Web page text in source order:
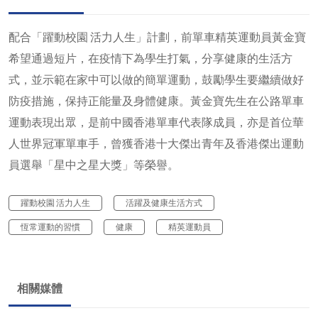
配合「躍動校園 活力人生」計劃，前單車精英運動員黃金寶
希望通過短片，在疫情下為學生打氣，分享健康的生活方
式，並示範在家中可以做的簡單運動，鼓勵學生要繼續做好
防疫措施，保持正能量及身體健康。黃金寶先生在公路單車
運動表現出眾，是前中國香港單車代表隊成員，亦是首位華
人世界冠軍單車手，曾獲香港十大傑出青年及香港傑出運動
員選舉「星中之星大獎」等榮譽。
躍動校園 活力人生 活躍及健康生活方式
恆常運動的習慣 健康 精英運動員
相關媒體